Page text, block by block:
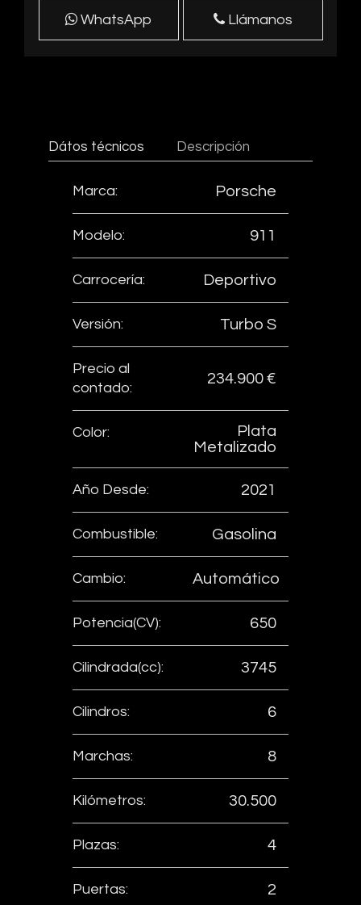
WhatsApp Llámanos
Dátos técnicos Descripción
Marca: Porsche
Modelo: 911
Carrocería: Deportivo
Versión: Turbo S
Precio al
contado:
234.900 €
Color:
Plata
Metalizado
Año Desde: 2021
Combustible: Gasolina
Cambio: Automático
Potencia(CV): 650
Cilindrada(cc): 3745
Cilindros: 6
Marchas: 8
Kilómetros: 30.500
Plazas: 4
Puertas: 2